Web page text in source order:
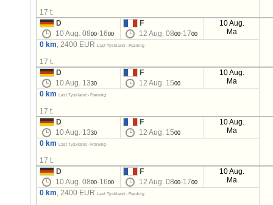
17 t.
D
10 Aug. 0800-1600
F
12 Aug. 0800-1700
10 Aug.
Ma
0 km, 2400 EUR Last Tyskland - Frankrig
17 t.
D
10 Aug. 1330
F
12 Aug. 1500
10 Aug.
Ma
0 km
Last Tyskland - Frankrig
17 t.
D
10 Aug. 1330
F
12 Aug. 1500
10 Aug.
Ma
0 km
Last Tyskland - Frankrig
17 t.
D
10 Aug. 0800-1600
F
12 Aug. 0800-1700
10 Aug.
Ma
0 km, 2400 EUR Last Tyskland - Frankrig